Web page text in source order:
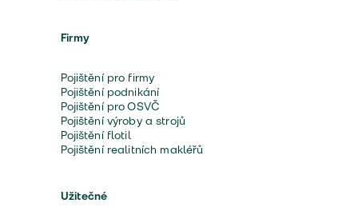
Firmy
Pojištění pro firmy
Pojištění podnikání
Pojištění pro OSVČ
Pojištění výroby a strojů
Pojištění flotil
Pojištění realitních makléřů
Užitečné